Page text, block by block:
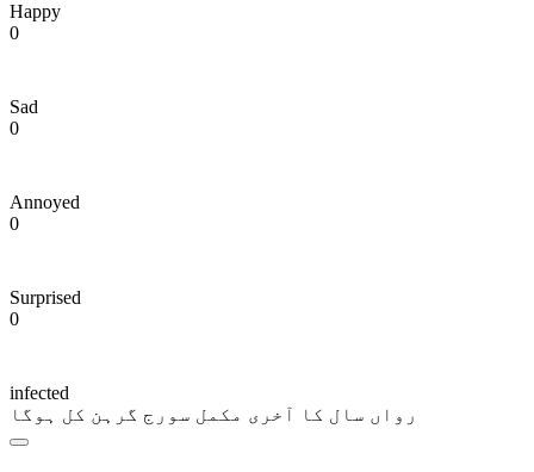
Happy
0
Sad
0
Annoyed
0
Surprised
0
infected
رواں سال کا آخری مکمل سورج گرہن کل ہوگا